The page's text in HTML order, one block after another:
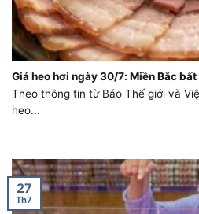
Giá heo hơi ngày 30/7: Miền Bắc
Theo thông tin từ Báo Thế giới và
heo...
27
Th7